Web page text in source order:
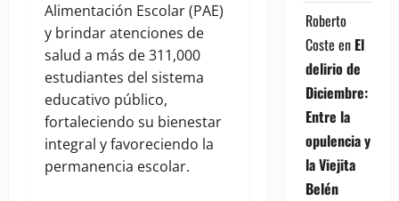
Alimentación Escolar (PAE)
y brindar atenciones de
salud a más de 311,000
estudiantes del sistema
educativo público,
fortaleciendo su bienestar
integral y favoreciendo la
permanencia escolar.
Roberto
Coste en El
delirio de
Diciembre:
Entre la
opulencia y
la Viejita
Belén